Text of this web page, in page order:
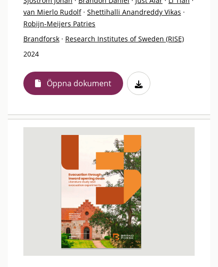
van Mierlo Rudolf · Shettihalli Anandreddy Vikas ·
Robijn-Meijers Patries
Brandforsk · Research Institutes of Sweden (RISE)
2024
Öppna dokument